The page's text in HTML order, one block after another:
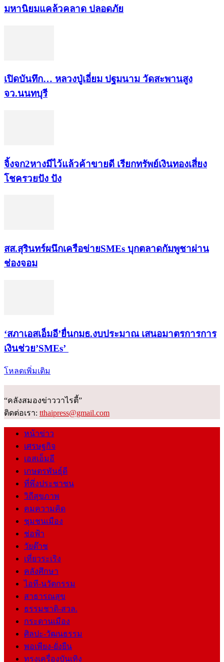
มหา​นิยม​แคล้วคลาด​ ปลอดภัย​
เปิดบันทึก… หลวงปู่เอี่ยม ​ปฐม​นาม​ วัดสะพานสูง​
จว.นนทบุรี
จิ้งจก​2​หาง​มีไว้แล้ว​ค้าขาย​ดี​ เรียก​ทรัพย์เงินทอง​เสี่ยง
โชค​รวยปัง​ ปัง​
สส.สุรินทร์ผนึกเครือข่ายSMEs บุกตลาดกัมพูชาผ่าน
ช่องจอม
‘สภาเอสเอ็มอี’ยื่นกมธ.งบประมาณ เสนอมาตรการการ
เงินช่วย’SMEs’
โหลดเพิ่มเติม
“คลังสมองข่าววาไรตี้”
ติดต่อเรา: tthaipress@gmail.com
หน้าข่าว
เศรษฐกิจ
เอสเอ็มอี
เกษตรพันธุ์ดี
ที่พึ่งประชาชน
วิถีสุขภาพ
คมความคิด
ชุมชนเมือง
ช่อฟ้า
วัยต๊าช
เที่ยวระเริง
คลังศึกษา
ไอที-นวัตกรรม
สาธารณสุข
ธรรมชาติ-สวล.
กระดานเมือง
ศิลปะ-วัฒนธรรม
พอเพียง-ยั่งยืน
ทรงเครื่องบันเทิง